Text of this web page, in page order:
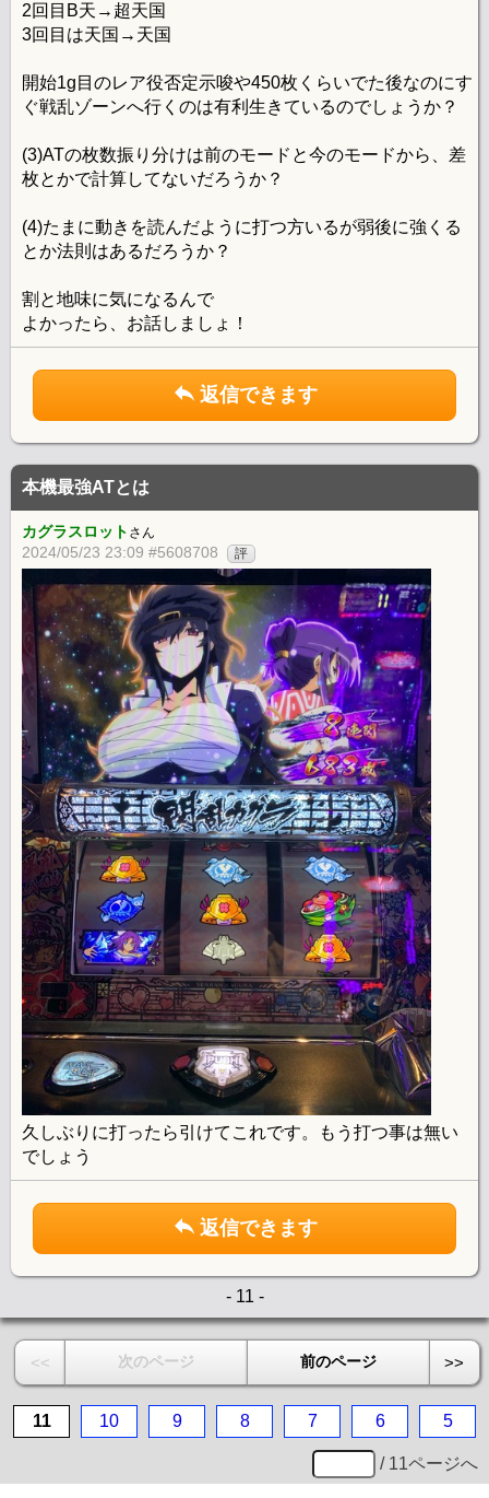
2回目B天→超天国
3回目は天国→天国
開始1g目のレア役否定示唆や450枚くらいでた後なのにす
ぐ戦乱ゾーンへ行くのは有利生きているのでしょうか？
(3)ATの枚数振り分けは前のモードと今のモードから、差
枚とかで計算してないだろうか？
(4)たまに動きを読んだように打つ方いるが弱後に強くる
とか法則はあるだろうか？
割と地味に気になるんで
よかったら、お話しましょ！
返信できます
本機最強ATとは
カグラスロット さん
2024/05/23 23:09 #5608708 評
久しぶりに打ったら引けてこれです。もう打つ事は無い
でしょう
返信できます
- 11 -
<< 次のページ 前のページ >>
11 10 9 8 7 6 5
/ 11ページへ